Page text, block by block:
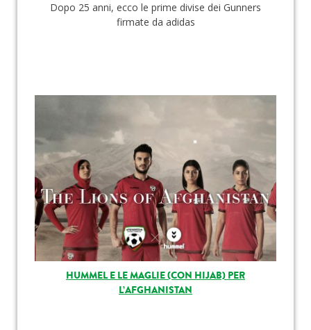
Dopo 25 anni, ecco le prime divise dei Gunners
firmate da adidas
HUMMEL E LE MAGLIE (CON HIJAB) PER
L’AFGHANISTAN